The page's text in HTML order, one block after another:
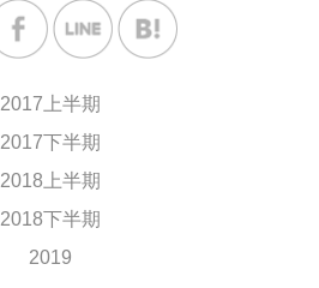
2017上半期
2017下半期
2018上半期
2018下半期
2019